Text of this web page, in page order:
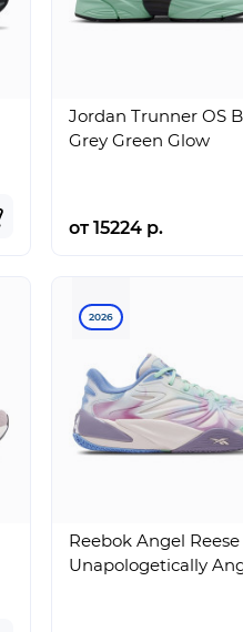
Jordan Trunner OS
Grey Green Glow
от 15224 р.
2026
Reebok Angel Reese
Unapologetically